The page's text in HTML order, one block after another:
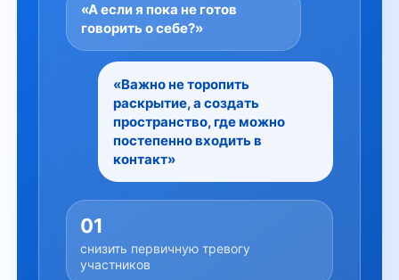
«А если я пока не готов
говорить о себе?»
«Важно не торопить
раскрытие, а создать
пространство, где можно
постепенно входить в
контакт»
01
снизить первичную тревогу
участников